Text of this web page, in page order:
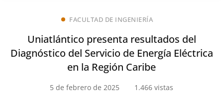
FACULTAD DE INGENIERÍA
Uniatlántico presenta resultados del
Diagnóstico del Servicio de Energía Eléctrica
en la Región Caribe
5 de febrero de 2025 1.466 vistas